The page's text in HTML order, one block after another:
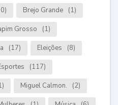
Brejo Grande (1)
Grosso (1)
(17) Eleições (8)
(117)
Miguel Calmon. (2)